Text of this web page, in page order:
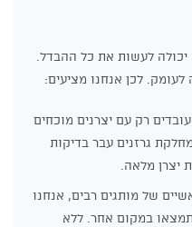
יכולה לעשות את כל ההבדל.
לעומק. לכן אנחנו מציעים:
רק עם יצרנים מוכחים
גרזנים עבר בדיקות
יצרן מלאה.
של מותגים רבים, אנחנו
במקום אחר. ללא